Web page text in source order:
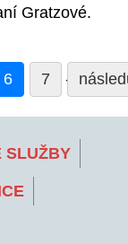
Gratzové.
7 stran
6 7
SLUŽBY